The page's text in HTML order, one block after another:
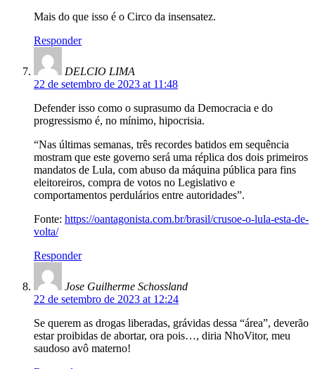
Mais do que isso é o Circo da insensatez.
Responder
DELCIO LIMA
22 de setembro de 2023 at 11:48
Defender isso como o suprasumo da Democracia e do
progressismo é, no mínimo, hipocrisia.
“Nas últimas semanas, três recordes batidos em sequência
mostram que este governo será uma réplica dos dois primeiros
mandatos de Lula, com abuso da máquina pública para fins
eleitoreiros, compra de votos no Legislativo e
comportamentos perdulários entre autoridades”.
Fonte: https://oantagonista.com.br/brasil/crusoe-o-lula-esta-de-
volta/
Responder
Jose Guilherme Schossland
22 de setembro de 2023 at 12:24
Se querem as drogas liberadas, grávidas dessa “área”, deverão
estar proibidas de abortar, ora pois…, diria NhoVitor, meu
saudoso avô materno!